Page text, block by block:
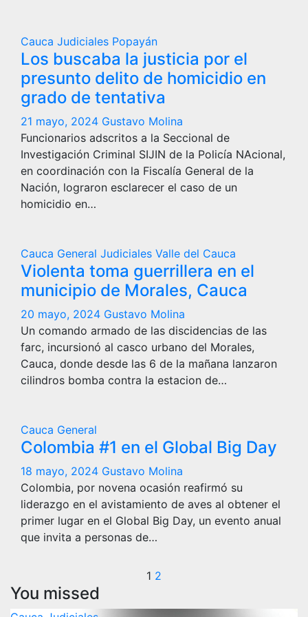
Cauca Judiciales Popayán
Los buscaba la justicia por el
presunto delito de homicidio en
grado de tentativa
21 mayo, 2024 Gustavo Molina
Funcionarios adscritos a la Seccional de
Investigación Criminal SIJIN de la Policía NAcional,
en coordinación con la Fiscalía General de la
Nación, lograron esclarecer el caso de un
homicidio en…
Cauca General Judiciales Valle del Cauca
Violenta toma guerrillera en el
municipio de Morales, Cauca
20 mayo, 2024 Gustavo Molina
Un comando armado de las discidencias de las
farc, incursionó al casco urbano del Morales,
Cauca, donde desde las 6 de la mañana lanzaron
cilindros bomba contra la estacion de…
Cauca General
Colombia #1 en el Global Big Day
18 mayo, 2024 Gustavo Molina
Colombia, por novena ocasión reafirmó su
liderazgo en el avistamiento de aves al obtener el
primer lugar en el Global Big Day, un evento anual
que invita a personas de…
Paginación
de
1 2
You missed